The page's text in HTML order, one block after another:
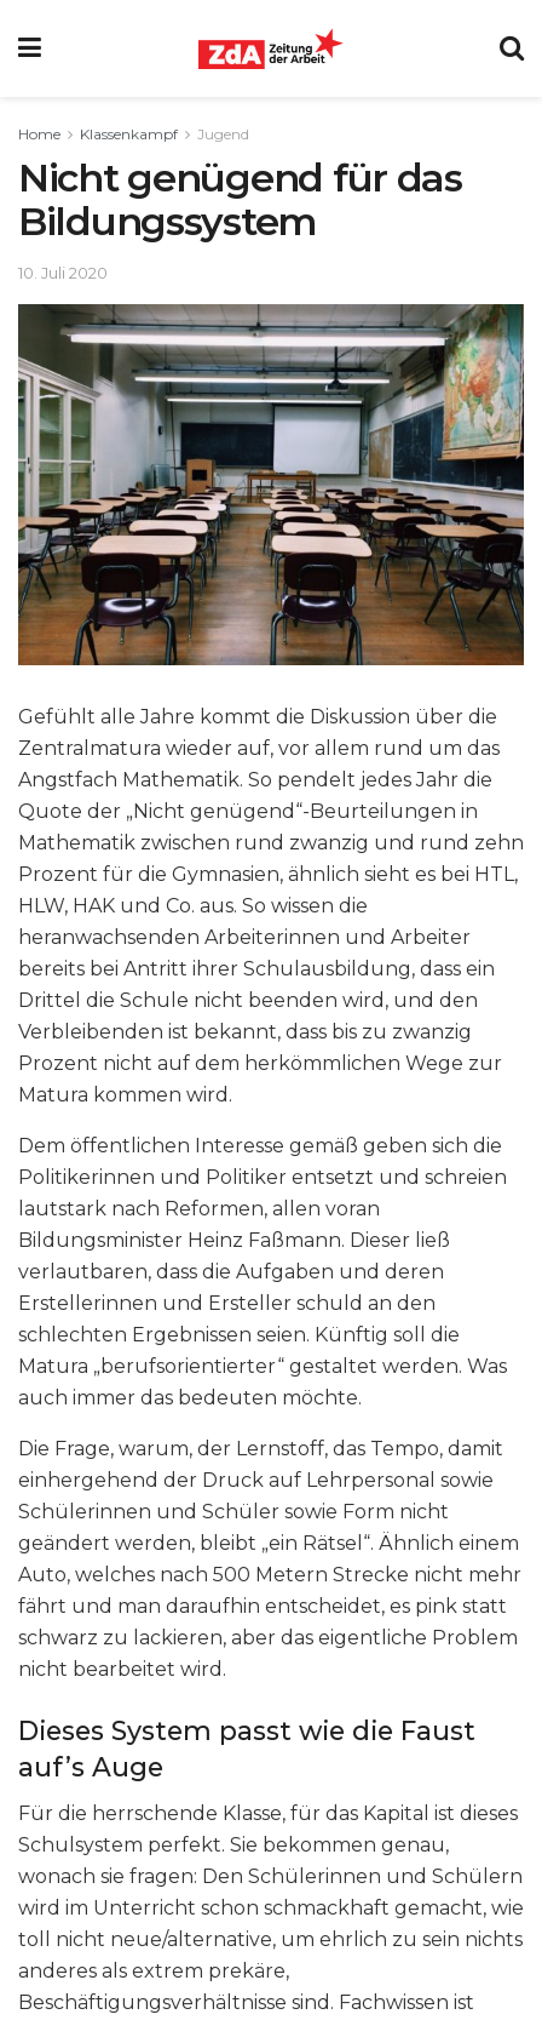
Home Klassenkampf Jugend
Nicht genügend für das
Bildungssystem
10. Juli 2020
Gefühlt alle Jahre kommt die Diskussion über die
Zentralmatura wieder auf, vor allem rund um das
Angstfach Mathematik. So pendelt jedes Jahr die
Quote der „Nicht genügend“-Beurteilungen in
Mathematik zwischen rund zwanzig und rund zehn
Prozent für die Gymnasien, ähnlich sieht es bei HTL,
HLW, HAK und Co. aus. So wissen die
heranwachsenden Arbeiterinnen und Arbeiter
bereits bei Antritt ihrer Schulausbildung, dass ein
Drittel die Schule nicht beenden wird, und den
Verbleibenden ist bekannt, dass bis zu zwanzig
Prozent nicht auf dem herkömmlichen Wege zur
Matura kommen wird.
Dem öffentlichen Interesse gemäß geben sich die
Politikerinnen und Politiker entsetzt und schreien
lautstark nach Reformen, allen voran
Bildungsminister Heinz Faßmann. Dieser ließ
verlautbaren, dass die Aufgaben und deren
Erstellerinnen und Ersteller schuld an den
schlechten Ergebnissen seien. Künftig soll die
Matura „berufsorientierter“ gestaltet werden. Was
auch immer das bedeuten möchte.
Die Frage, warum, der Lernstoff, das Tempo, damit
einhergehend der Druck auf Lehrpersonal sowie
Schülerinnen und Schüler sowie Form nicht
geändert werden, bleibt „ein Rätsel“. Ähnlich einem
Auto, welches nach 500 Metern Strecke nicht mehr
fährt und man daraufhin entscheidet, es pink statt
schwarz zu lackieren, aber das eigentliche Problem
nicht bearbeitet wird.
Dieses System passt wie die Faust
auf’s Auge
Für die herrschende Klasse, für das Kapital ist dieses
Schulsystem perfekt. Sie bekommen genau,
wonach sie fragen: Den Schülerinnen und Schülern
wird im Unterricht schon schmackhaft gemacht, wie
toll nicht neue/alternative, um ehrlich zu sein nichts
anderes als extrem prekäre,
Beschäftigungsverhältnisse sind. Fachwissen ist